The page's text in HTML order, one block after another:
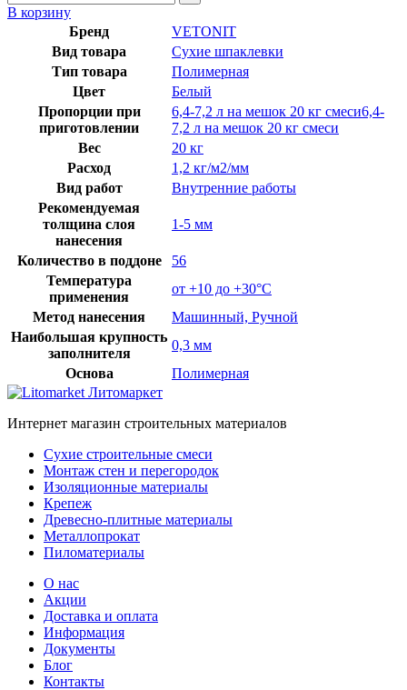
В корзину
Бренд
VETONIT
Вид товара
Сухие шпаклевки
Тип товара
Полимерная
Цвет
Белый
Пропорции при
приготовлении
6,4-7,2 л на мешок 20 кг смеси6,4-
7,2 л на мешок 20 кг смеси
Вес
20 кг
Расход
1,2 кг/м2/мм
Вид работ
Внутренние работы
Рекомендуемая
толщина слоя
нанесения
1-5 мм
Количество в поддоне
56
Температура
применения
от +10 до +30°C
Метод нанесения
Машинный, Ручной
Наибольшая крупность
заполнителя
0,3 мм
Основа
Полимерная
Интернет магазин строительных материалов
Сухие строительные смеси
Монтаж стен и перегородок
Изоляционные материалы
Крепеж
Древесно-плитные материалы
Металлопрокат
Пиломатериалы
О нас
Акции
Доставка и оплата
Информация
Документы
Блог
Контакты